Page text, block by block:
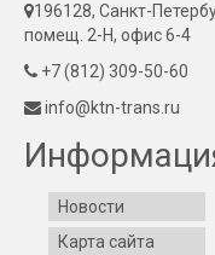
196128, Санкт-
помещ. 2-Н, офис 6-4
+7 (812) 309-50-60
info@ktn-trans.ru
Новости
Карта сайта